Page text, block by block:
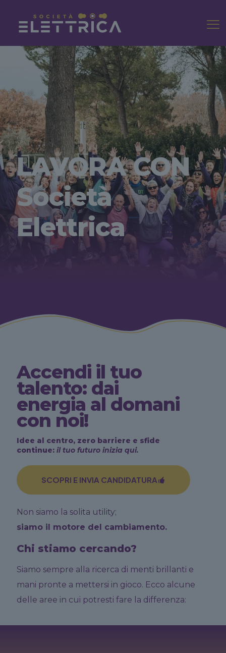
LAVORA CON
Società
Elettrica
Accendi il tuo
talento: dai
energia al domani
con noi!
Idee al centro, zero barriere e sfide
continue: il tuo futuro inizia qui.
SCOPRI E INVIA CANDIDATURA
Non siamo la solita utility;
siamo il motore del cambiamento.
Chi stiamo cercando?
Siamo sempre alla ricerca di menti brillanti e
mani pronte a mettersi in gioco. Ecco alcune
delle aree in cui potresti fare la differenza: